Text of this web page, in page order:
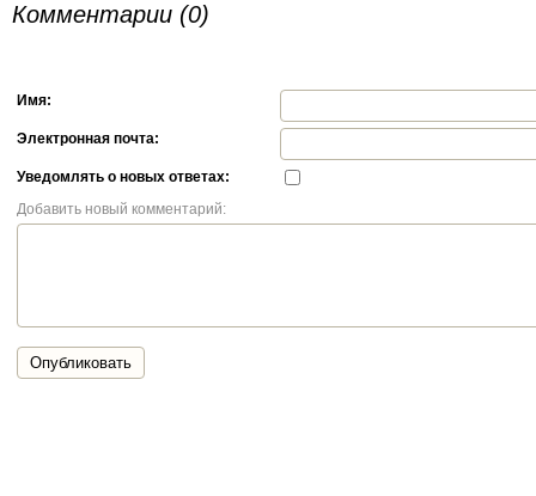
Комментарии (0)
Имя:
Электронная почта:
Уведомлять о новых ответах:
Добавить новый комментарий:
Опубликовать